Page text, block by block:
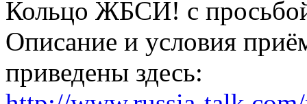
Кольцо ЖБСИ! с просьбой
Описание и условия
приведены здесь: